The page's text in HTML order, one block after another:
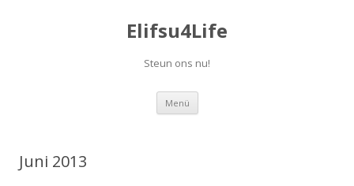
Elifsu4Life
Steun ons nu!
Menü Springe
Inhalt
Juni 2013